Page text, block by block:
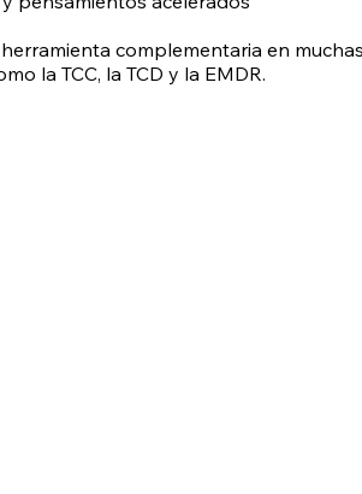
complementaria en
la TCC, la TCD y la EMDR.